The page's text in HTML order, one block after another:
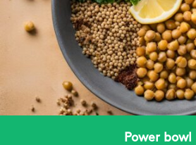
Power bowl